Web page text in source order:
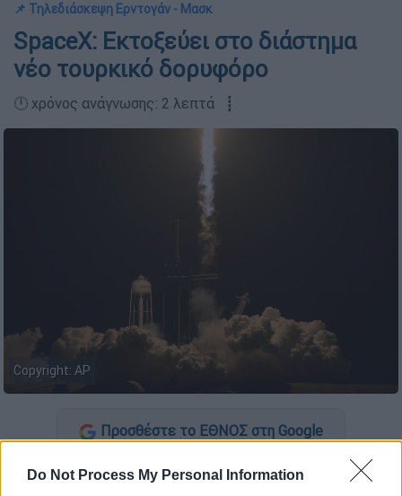
Do Not Process My Personal Information
📌 Τηλεδιάσκεψη Ερντογάν - Μασκ
SpaceX: Εκτοξεύει στο διάστημα
νέο τουρκικό δορυφόρο
🕛 χρόνος ανάγνωσης: 2 λεπτά ┋
Copyright: AP
Προσθέστε το ΕΘΝΟΣ στη Google
Έναν ακόματουρκικό δορυφόρο είναι έτοιμη